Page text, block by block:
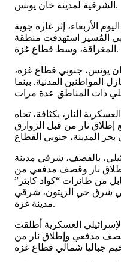
الشرقية لمدينة خان يونس.
الأربعاء، إثر غارة جوية
المُسير استهدفت منطقة
المغراقة، وسط قطاع غزة.
يونس، جنوبي قطاع غزة،
المواطنين المدنية. بينما
النار، بكثافة، تجاه
نار من قبل الزوارق
بالقصف، شرقي مدينة
نار وقصف مدفعي من
من طائرات “كواد كابتر”
شرق حي الزيتون، شرقي
مدينة غزة.
العسكرية أطلقت
مدفعي وإطلاق نار من